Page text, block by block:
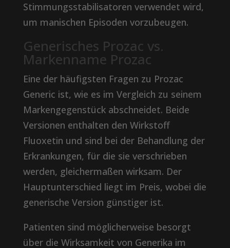
Stimmungsstabilisatoren verwendet wird,
um manischen Episoden vorzubeugen.
Generisches Prozac vs.
Markenname Prozac
Eine der häufigsten Fragen zu Prozac
Generic ist, wie es im Vergleich zu seinem
Markengegenstück abschneidet. Beide
Versionen enthalten den Wirkstoff
Fluoxetin und sind bei der Behandlung der
Erkrankungen, für die sie verschrieben
werden, gleichermaßen wirksam. Der
Hauptunterschied liegt im Preis, wobei die
generische Version günstiger ist.
Patienten sind möglicherweise besorgt
über die Wirksamkeit von Generika im